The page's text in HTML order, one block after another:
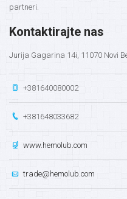
partneri.
Kontaktirajte nas
Jurija Gagarina 14i, 11070 Novi
+381640080002
+381648033682
www.hemolub.com
trade@hemolub.com